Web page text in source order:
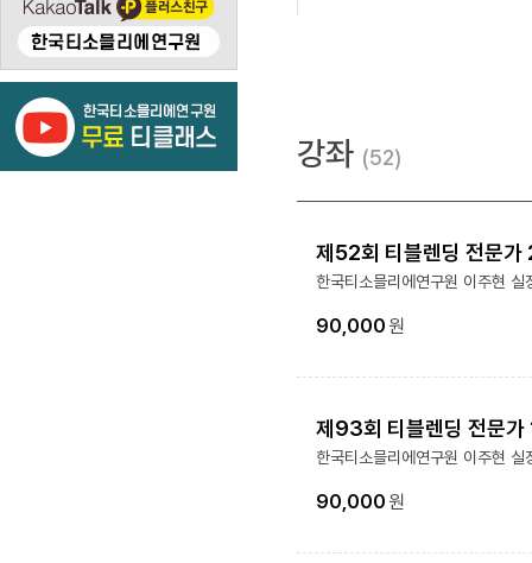
강좌 52
제52회 티블렌딩 전문가
한국티소믈리에연구원 이주현 실
90,000원
제93회 티블렌딩 전문가
한국티소믈리에연구원 이주현 실
90,000원